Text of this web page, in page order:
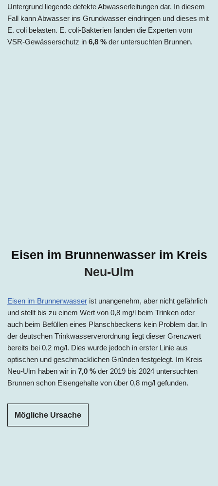
Untergrund liegende defekte Abwasserleitungen dar. In diesem
Fall kann Abwasser ins Grundwasser eindringen und dieses mit
E. coli belasten. E. coli-Bakterien fanden die Experten vom
VSR-Gewässerschutz in 6,8 % der untersuchten Brunnen.
Eisen im Brunnenwasser im Kreis
Neu-Ulm
Eisen im Brunnenwasser ist unangenehm, aber nicht gefährlich
und stellt bis zu einem Wert von 0,8 mg/l beim Trinken oder
auch beim Befüllen eines Planschbeckens kein Problem dar. In
der deutschen Trinkwasserverordnung liegt dieser Grenzwert
bereits bei 0,2 mg/l. Dies wurde jedoch in erster Linie aus
optischen und geschmacklichen Gründen festgelegt. Im Kreis
Neu-Ulm haben wir in 7,0 % der 2019 bis 2024 untersuchten
Brunnen schon Eisengehalte von über 0,8 mg/l gefunden.
Mögliche Ursache